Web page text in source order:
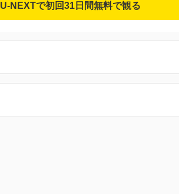
U-NEXTで初回31日間無料で観る